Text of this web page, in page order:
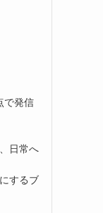
で発信
日常へ
するブ